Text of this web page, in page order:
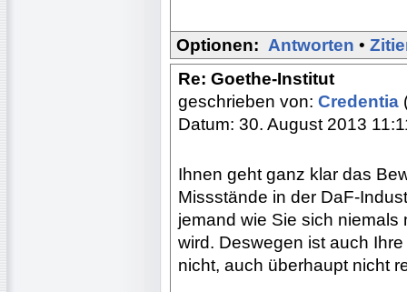
Optionen: Antworten •
Re: Goethe-Institut
geschrieben von: Credentia
Datum: 30. August 2013
Ihnen geht ganz klar das
Missstände in der DaF-
jemand wie Sie sich
wird. Deswegen ist auch
nicht, auch überhaupt nicht